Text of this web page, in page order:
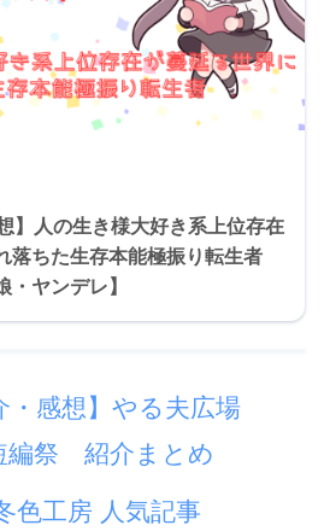
】人の生き様大好き系上位存在
落ちた生存本能極振り転生者
・ヤンデレ】
・感想】やる夫広場
編祭 紹介まとめ
色工房 人気記事